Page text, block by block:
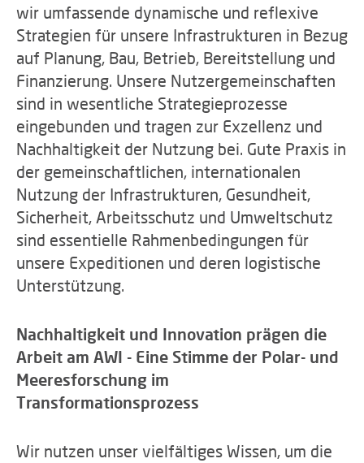
wir umfassende dynamische und reflexive
Strategien für unsere Infrastrukturen in Bezug
auf Planung, Bau, Betrieb, Bereitstellung und
Finanzierung. Unsere Nutzergemeinschaften
sind in wesentliche Strategieprozesse
eingebunden und tragen zur Exzellenz und
Nachhaltigkeit der Nutzung bei. Gute Praxis in
der gemeinschaftlichen, internationalen
Nutzung der Infrastrukturen, Gesundheit,
Sicherheit, Arbeitsschutz und Umweltschutz
sind essentielle Rahmenbedingungen für
unsere Expeditionen und deren logistische
Unterstützung.
Nachhaltigkeit und Innovation prägen die
Arbeit am AWI - Eine Stimme der Polar- und
Meeresforschung im
Transformationsprozess
Wir nutzen unser vielfältiges Wissen, um die